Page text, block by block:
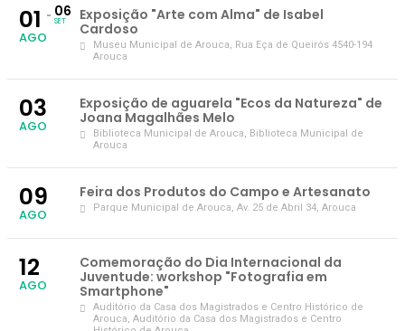
01
AGO
06
SET
Exposição "Arte com Alma" de Isabel
Cardoso
Museu Municipal de Arouca, Rua Eça de Queirós 4540-194
Arouca
03
AGO
Exposição de aguarela "Ecos da Natureza" de
Joana Magalhães Melo
Biblioteca Municipal de Arouca, Biblioteca Municipal de
Arouca
09
AGO
Feira dos Produtos do Campo e Artesanato
Parque Municipal de Arouca, Av. 25 de Abril 34, Arouca
12
AGO
Comemoração do Dia Internacional da
Juventude: workshop "Fotografia em
Smartphone"
Auditório da Casa dos Magistrados e Centro Histórico de
Arouca, Auditório da Casa dos Magistrados e Centro